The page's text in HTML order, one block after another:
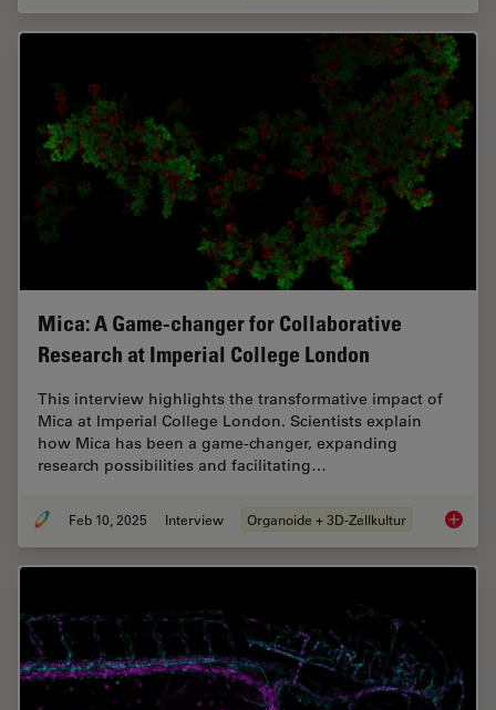
Mica: A Game-changer for Collaborative
Research at Imperial College London
This interview highlights the transformative impact of
Mica at Imperial College London. Scientists explain
how Mica has been a game-changer, expanding
research possibilities and facilitating…
Feb 10, 2025 Interview Organoide + 3D-Zellkultur Mica: A